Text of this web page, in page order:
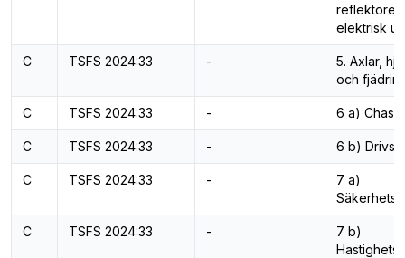
reflektorer
elektrisk
C TSFS 2024:33 -
5. Axlar,
och
C TSFS 2024:33 - 6 a) Chassi
C TSFS 2024:33 - 6 b)
C TSFS 2024:33 -
7 a)
C TSFS 2024:33 -
7 b)